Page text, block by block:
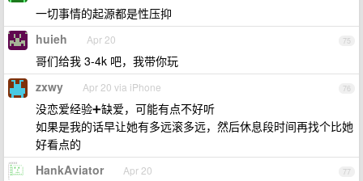
一切事情的起源都是性压抑
75
huieh Apr 20
哥们给我 3-4k 吧，我带你玩
76
zxwy Apr 20 via iPhone
没恋爱经验➕缺爱，可能有点不好听
如果是我的话早让她有多远滚多远，然后休息段时间再找个比她
好看点的
77
HankAviator Apr 20